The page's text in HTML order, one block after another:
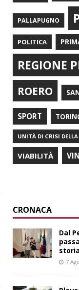
PALLAPUGNO
POLITICA
REGIONE
ROERO
SPORT
UNITÀ DI CRISI
VIABILITÀ
CRONACA
​Dal
7